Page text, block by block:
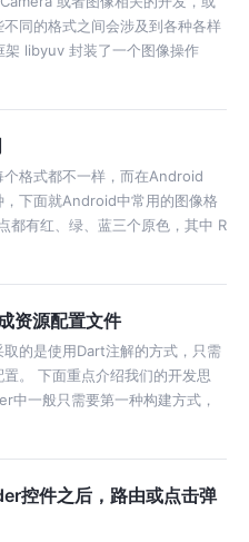
同的格式之间会涉及到各种各样
libyuv 封装了一个图像操作
转换操作。 Imag…
格式都不一样，而在Android
下面就Android中常用的图像格
都有红、绿、蓝三个原色，其中 R
原色占用 5 bi…
资源配置文件
的是使用Dart注解的方式，只需
。 下面重点介绍我们的开发思
一般只需要第一种构建方式，
令，例如：--delete-conflicti…
控件之后，路由或点击弹